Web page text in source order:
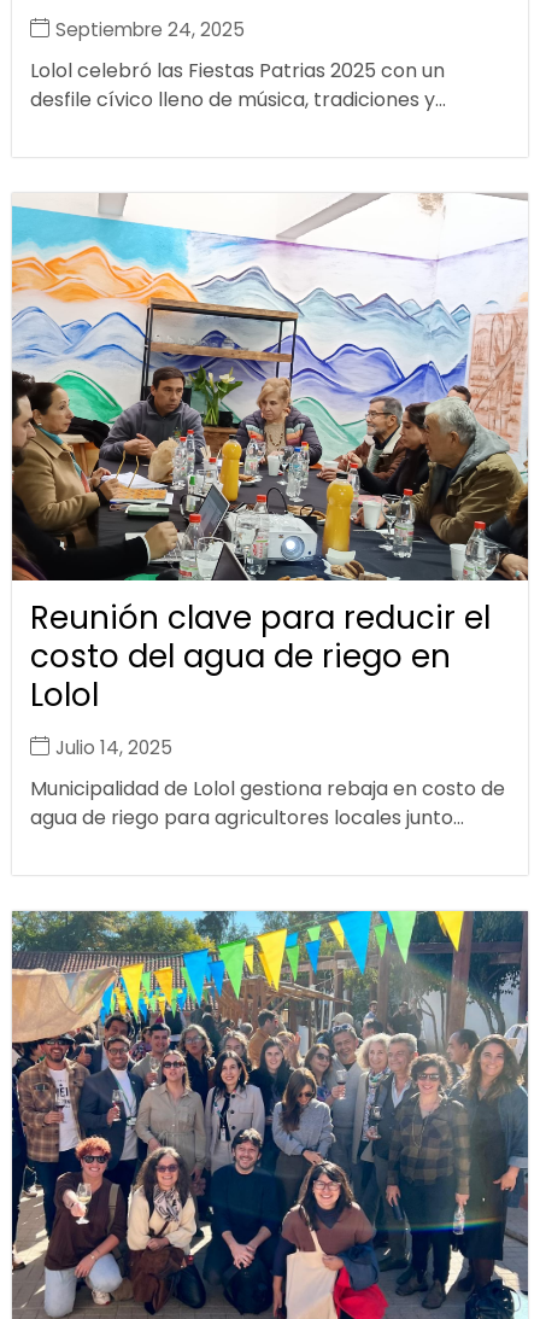
Septiembre 24, 2025
Lolol celebró las Fiestas Patrias 2025 con un
desfile cívico lleno de música, tradiciones y...
Reunión clave para reducir el
costo del agua de riego en
Lolol
Julio 14, 2025
Municipalidad de Lolol gestiona rebaja en costo de
agua de riego para agricultores locales junto...